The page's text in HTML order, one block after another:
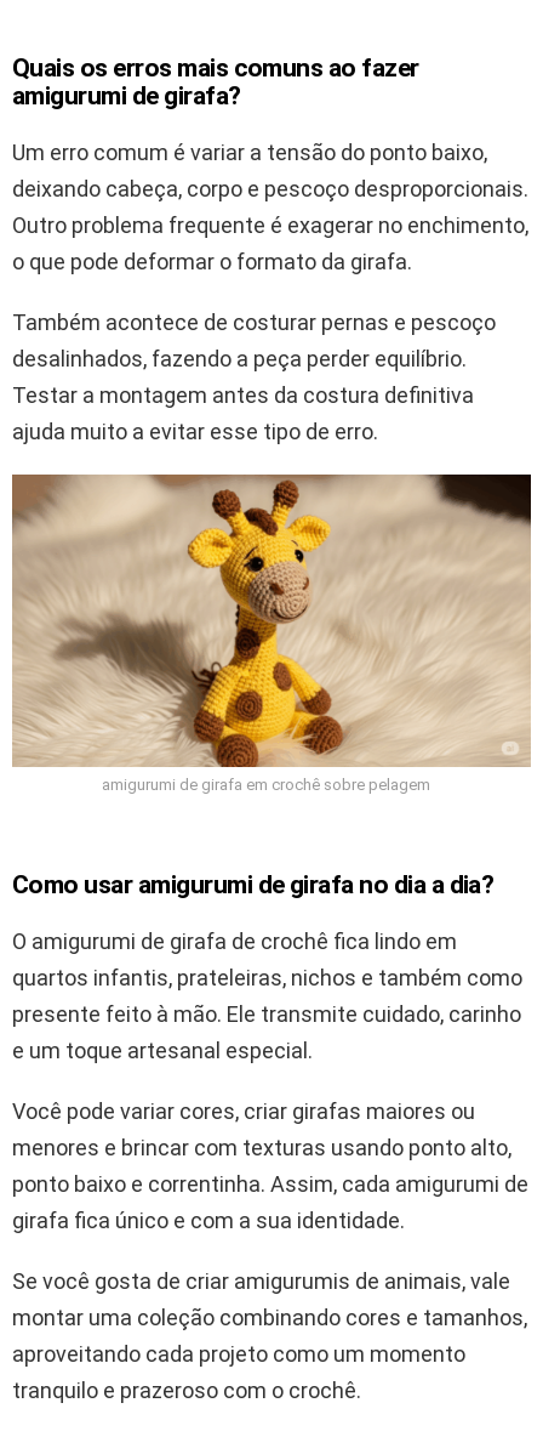
Quais os erros mais comuns ao fazer
amigurumi de girafa?
Um erro comum é variar a tensão do ponto baixo,
deixando cabeça, corpo e pescoço desproporcionais.
Outro problema frequente é exagerar no enchimento,
o que pode deformar o formato da girafa.
Também acontece de costurar pernas e pescoço
desalinhados, fazendo a peça perder equilíbrio.
Testar a montagem antes da costura definitiva
ajuda muito a evitar esse tipo de erro.
amigurumi de girafa em crochê sobre pelagem
Como usar amigurumi de girafa no dia a dia?
O amigurumi de girafa de crochê fica lindo em
quartos infantis, prateleiras, nichos e também como
presente feito à mão. Ele transmite cuidado, carinho
e um toque artesanal especial.
Você pode variar cores, criar girafas maiores ou
menores e brincar com texturas usando ponto alto,
ponto baixo e correntinha. Assim, cada amigurumi de
girafa fica único e com a sua identidade.
Se você gosta de criar amigurumis de animais, vale
montar uma coleção combinando cores e tamanhos,
aproveitando cada projeto como um momento
tranquilo e prazeroso com o crochê.